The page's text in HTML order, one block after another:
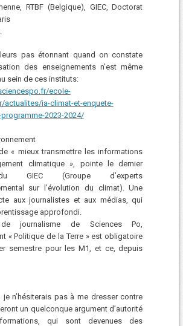
RTBF (Belgique), GIEC, Doctorat
pas étonnant quand on constate
des enseignements n’est même
sein de ces instituts:
ecole-
actualites/ia-climat-et-enquete-
2023-2024/
« mieux transmettre les informations
climatique », pointe le dernier
GIEC (Groupe d’experts
sur l’évolution du climat). Une
aux journalistes et aux médias, qui
approfondi.
journalisme de Sciences Po,
« Politique de la Terre » est obligatoire
semestre pour les M1, et ce, depuis
je n’hésiterais pas à me dresser contre
un quelconque argument d’autorité
qui sont devenues des